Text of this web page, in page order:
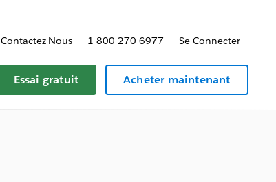
Contactez-Nous 1-800-270-6977 Se Connecter
Essai gratuit Acheter maintenant